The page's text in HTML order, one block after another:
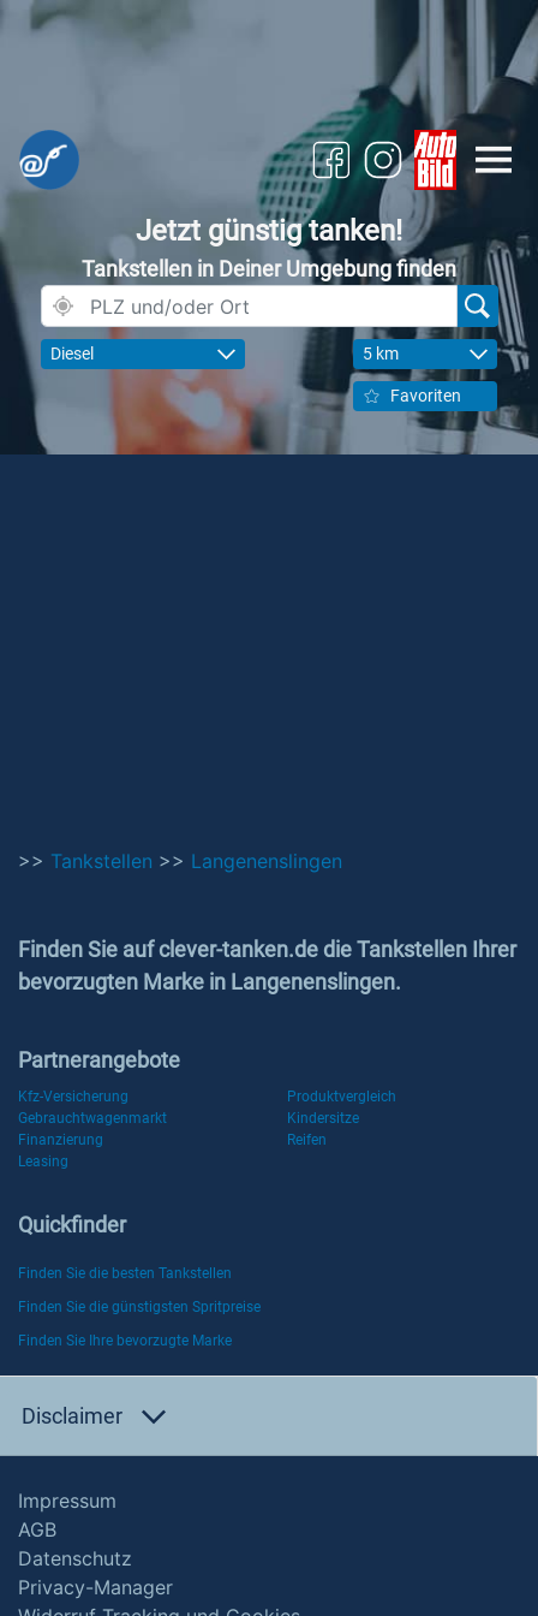
Jetzt günstig tanken!
Tankstellen in Deiner Umgebung finden
Diesel 5 km
Favoriten
>> Tankstellen >> Langenenslingen
Finden Sie auf clever-tanken.de die Tankstellen Ihrer
bevorzugten Marke in Langenenslingen.
Partnerangebote
Kfz-Versicherung
Produktvergleich
Gebrauchtwagenmarkt
Kindersitze
Finanzierung
Reifen
Leasing
Quickfinder
Finden Sie die besten Tankstellen
Finden Sie die günstigsten Spritpreise
Finden Sie Ihre bevorzugte Marke
Disclaimer
Impressum
AGB
Datenschutz
Privacy-Manager